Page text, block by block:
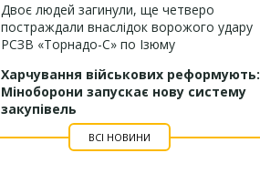
Двоє людей загинули, ще четверо
постраждали внаслідок ворожого удару
РСЗВ «Торнадо-С» по Ізюму
Харчування військових реформують:
Міноборони запускає нову систему
закупівель
ВСІ НОВИНИ